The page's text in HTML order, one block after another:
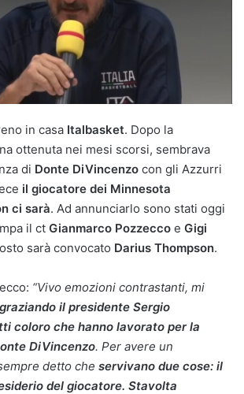
in casa Italbasket. Dopo la
ottenuta nei mesi scorsi, sembrava
di Donte DiVincenzo con gli Azzurri
il giocatore dei Minnesota
ci sarà. Ad annunciarlo sono stati oggi
il ct Gianmarco Pozzecco e Gigi
sarà convocato Darius Thompson.
“Vivo emozioni contrastanti, mi
il presidente Sergio
coloro che hanno lavorato per la
DiVincenzo. Per avere un
detto che servivano due cose: il
del giocatore. Stavolta